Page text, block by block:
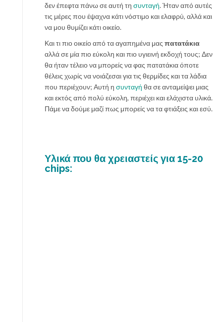
δεν έπεφτα πάνω σε αυτή τη συνταγή. Ήταν από αυτές
τις μέρες που έψαχνα κάτι νόστιμο και ελαφρύ, αλλά και
να μου θυμίζει κάτι οικείο.
Και τι πιο οικείο από τα αγαπημένα μας πατατάκια
αλλά σε μία πιο εύκολη και πιο υγιεινή εκδοχή τους; Δεν
θα ήταν τέλειο να μπορείς να φας πατατάκια όποτε
θέλεις χωρίς να νοιάζεσαι για τις θερμίδες και τα λάδια
που περιέχουν; Αυτή η συνταγή θα σε ανταμείψει μιας
και εκτός από πολύ εύκολη, περιέχει και ελάχιστα υλικά.
Πάμε να δούμε μαζί πως μπορείς να τα φτιάξεις και εσύ.
Υλικά που θα χρειαστείς για 15-20
chips: